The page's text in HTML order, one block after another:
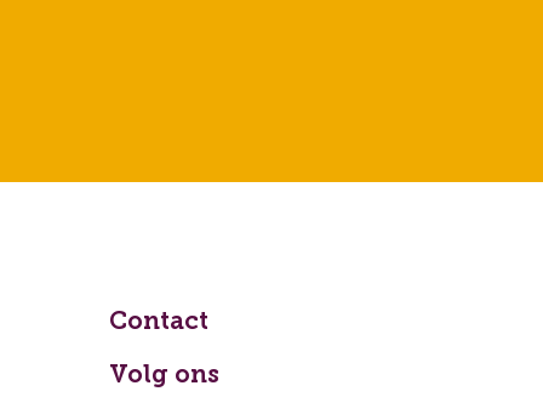
Contact
Volg ons